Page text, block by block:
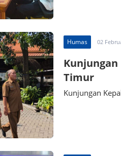
Humas 02
Kunjungan
Timur
Kunjungan